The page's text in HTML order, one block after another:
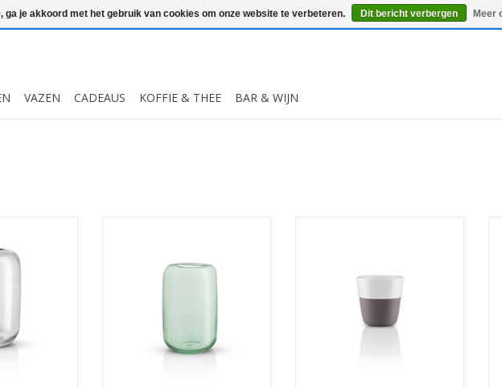
0 Artikelen -
VAZEN CADEAUS KOFFIE & THEE BAR & WIJN
ga je akkoord met het gebruik van cookies om onze website te verbeteren. Dit bericht verbergen Meer